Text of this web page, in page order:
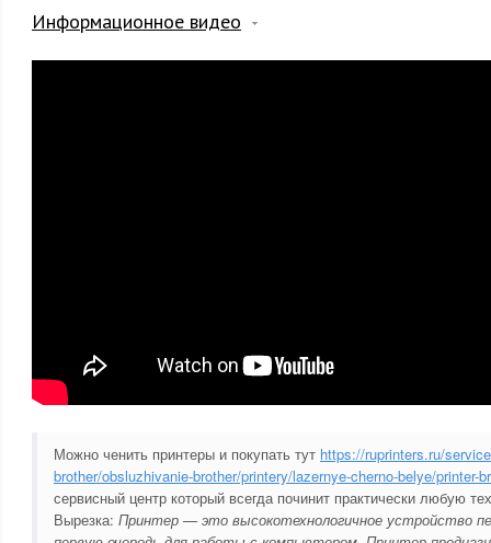
Информационное видео
Можно ченить принтеры и покупать тут https://ruprinters.ru/
brother/obsluzhivanie-brother/printery/lazernye-cherno-belye/printer-
сервисный центр который всегда починит практически любую
Вырезка: Принтер — это высокотехнологичное устройство